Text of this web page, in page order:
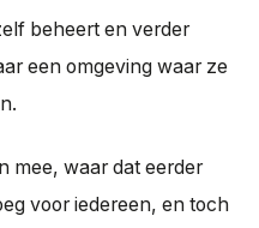
beheert en verder
een omgeving waar ze
mee, waar dat eerder
voor iedereen, en toch